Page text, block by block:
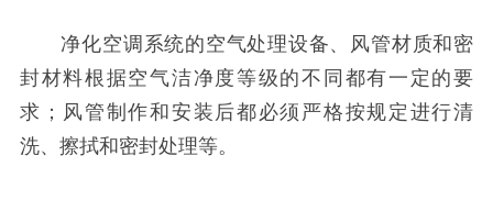
净化空调系统的空气处理设备、风管材质和密
封材料根据空气洁净度等级的不同都有一定的要
求；风管制作和安装后都必须严格按规定进行清
洗、擦拭和密封处理等。